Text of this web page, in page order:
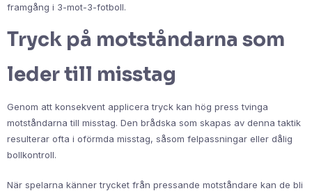
framgång i 3-mot-3-fotboll.
Tryck på motståndarna som
leder till misstag
Genom att konsekvent applicera tryck kan hög press tvinga
motståndarna till misstag. Den brådska som skapas av denna taktik
resulterar ofta i oförmda misstag, såsom felpassningar eller dålig
bollkontroll.
När spelarna känner trycket från pressande motståndare kan de bli